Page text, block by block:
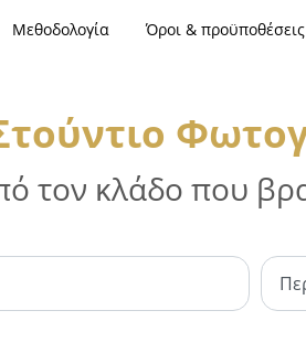
Μεθοδολογία Όροι & προϋποθέσεις
τον κλάδο που